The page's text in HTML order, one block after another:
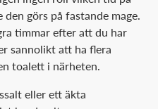
görs på fastande mage.
timmar efter att du har
sannolikt att ha flera
toalett i närheten.
eller ett äkta